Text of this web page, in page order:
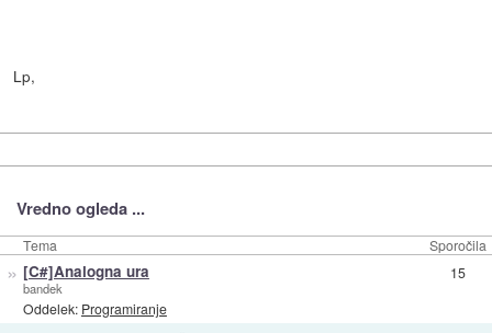
Lp,
Vredno ogleda ...
Tema Sporočila
» [C#]Analogna ura
bandek
Oddelek: Programiranje
15